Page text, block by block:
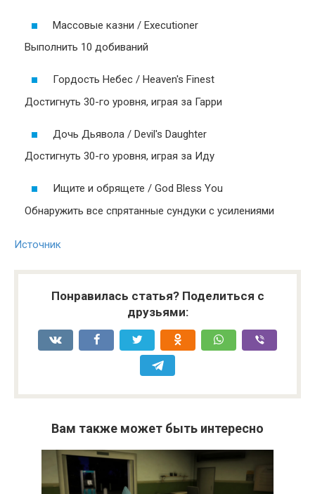
Массовые казни / Executioner
Выполнить 10 добиваний
Гордость Небес / Heaven's Finest
Достигнуть 30-го уровня, играя за Гарри
Дочь Дьявола / Devil's Daughter
Достигнуть 30-го уровня, играя за Иду
Ищите и обрящете / God Bless You
Обнаружить все спрятанные сундуки с усилениями
Источник
Понравилась статья? Поделиться с
друзьями:
Вам также может быть интересно